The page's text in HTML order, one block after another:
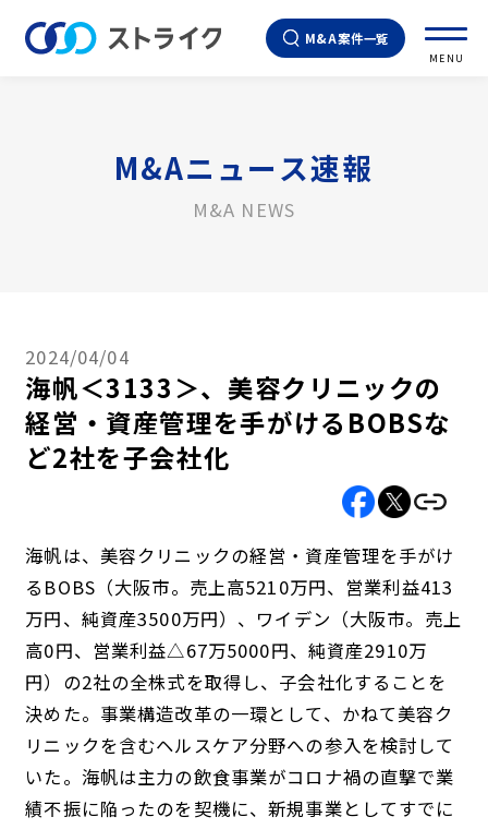
M&A案件一覧
MENU
M&Aニュース速報
M&A NEWS
2024/04/04
海帆＜3133＞、美容クリニックの
経営・資産管理を手がけるBOBSな
ど2社を子会社化
海帆は、美容クリニックの経営・資産管理を手がけ
るBOBS（大阪市。売上高5210万円、営業利益413
万円、純資産3500万円）、ワイデン（大阪市。売上
高0円、営業利益△67万5000円、純資産2910万
円）の2社の全株式を取得し、子会社化することを
決めた。事業構造改革の一環として、かねて美容ク
リニックを含むヘルスケア分野への参入を検討して
いた。海帆は主力の飲食事業がコロナ禍の直撃で業
績不振に陥ったのを契機に、新規事業としてすでに